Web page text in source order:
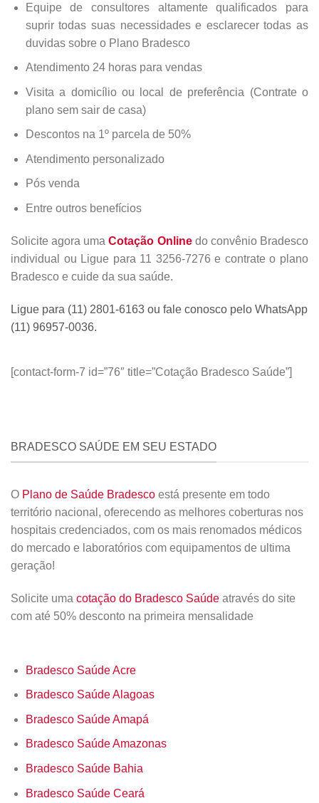
Equipe de consultores altamente qualificados para
suprir todas suas necessidades e esclarecer todas as
duvidas sobre o Plano Bradesco
Atendimento 24 horas para vendas
Visita a domicílio ou local de preferência (Contrate o
plano sem sair de casa)
Descontos na 1º parcela de 50%
Atendimento personalizado
Pós venda
Entre outros benefícios
Solicite agora umaCotação Onlinedo convênio Bradesco
individual ou Ligue para 11 3256-7276 e contrate o plano
Bradesco e cuide da sua saúde.
Ligue para (11) 2801-6163 ou fale conosco pelo WhatsApp
(11) 96957-0036.
[contact-form-7 id=”76″ title=”Cotação Bradesco Saúde”]
BRADESCO SAÚDE EM SEU ESTADO
O Plano de Saúde Bradesco está presente em todo
território nacional, oferecendo as melhores coberturas nos
hospitais credenciados, com os mais renomados médicos
do mercado e laboratórios com equipamentos de ultima
geração!
Solicite uma cotação do Bradesco Saúde através do site
com até 50% desconto na primeira mensalidade
Bradesco Saúde Acre
Bradesco Saúde Alagoas
Bradesco Saúde Amapá
Bradesco Saúde Amazonas
Bradesco Saúde Bahia
Bradesco Saúde Ceará